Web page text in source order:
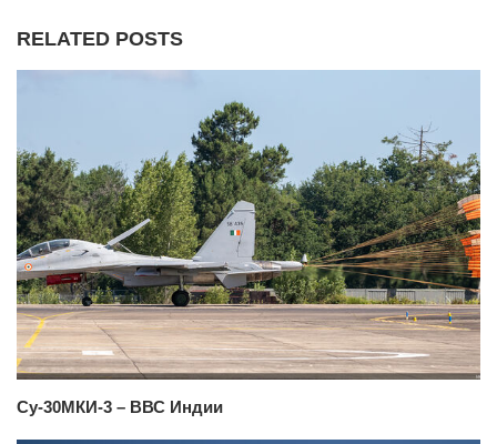
RELATED POSTS
Су-30МКИ-3 – ВВС Индии